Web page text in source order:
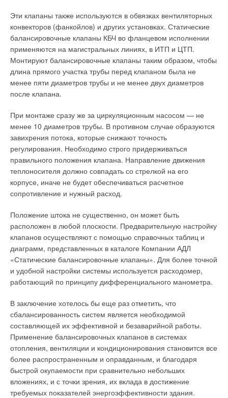
Эти клапаны также используются в обвязках вентиляторных
конвекторов (фанкойлов) и других установках. Статические
балансировочные клапаны КБЧ во фланцевом исполнении
применяются на магистральных линиях, в ИТП и ЦТП.
Монтируют балансировочные клапаны таким образом, чтобы
длина прямого участка трубы перед клапаном была не
менее пяти диаметров трубы и не менее двух диаметров
после клапана.
При монтаже сразу же за циркуляционным насосом — не
менее 10 диаметров трубы. В противном случае образуются
завихрения потока, которые снижают точность
регулирования. Необходимо строго придерживаться
правильного положения клапана. Направление движения
теплоносителя должно совпадать со стрелкой на его
корпусе, иначе не будет обеспечиваться расчетное
сопротивление и нужный расход.
Положение штока не существенно, он может быть
расположен в любой плоскости. Предварительную настройку
клапанов осуществляют с помощью справочных таблиц и
диаграмм, представленных в каталоге Компании АДЛ
«Статические балансировочные клапаны». Для более точной
и удобной настройки системы используется расходомер,
работающий по принципу дифференциального манометра.
В заключение хотелось бы еще раз отметить, что
сбалансированность систем является необходимой
составляющей их эффективной и безаварийной работы.
Применение балансировочных клапанов в системах
отопления, вентиляции и кондиционирования становится все
более распространенным и оправданным, и благодаря
быстрой окупаемости при сравнительно небольших
вложениях, и с точки зрения, их вклада в достижение
требуемых показателей энергоэффективности здания.
Воздушный клапан не позволяет наружному воздуху
проникать внутрь помещения при неработающей системе
вентиляции. Чаще всего применяются обратные клапаны с
пружиной или электрическим приводом. Также можно
установить дешевый воздушный клапан с ручной
регулировкой.
Фильтр
Фильтр защищает от проникновения внутрь здания и узлы
системы вентиляции пыли, пуха деревьев, летающих
насекомых. Различаются фильтры грубой (размер ячейки 10
мкм), тонкой (1 мкм) и особо тонкой очистки (до 0.1 мкм). В
качестве фильтрующего материала применяется
синтетическая ткань. Фильтры необходимо регулярно
очищать от скопившегося мусора и грязи. Контролировать
количество загрязнений можно при помощи специальных
прохождения фильтра.
Калорифер
Калорифер, или нагреватель воздуха, осуществляет нагрев
поступающего в вентиляционную систему воздуха. Нагрев
происходит за счет горячей воды из системы центрального
отопления (водяной калорифер) или за счет
электронагревателя. Небольшие приточные вентиляционные
установки рекомендуется оснащать электронагревателями,
т.к. в этом случае монтаж будет менее сложным и дорогим.
Большие помещения экономически выгоднее вентилировать
установками с водяными калориферами. Сэкономить
электроэнергию можно путем установки рекуператора,
устройства, нагревающего входящий поток воздуха за счет
тепла выбрасываемого на улицу воздуха. Сами потоки